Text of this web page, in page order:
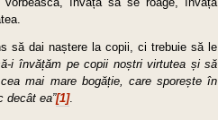
să dai naștere la copii, ci trebuie să le
i învățăm pe copii noștri virtutea și să
mai mare bogăție, care sporește în
decât ea”[1].